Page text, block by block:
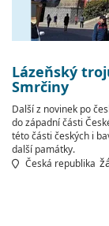
Lázeňský
Smrčiny
Další z novinek po
do západní části
této části českých i
další památky.
Česká republika